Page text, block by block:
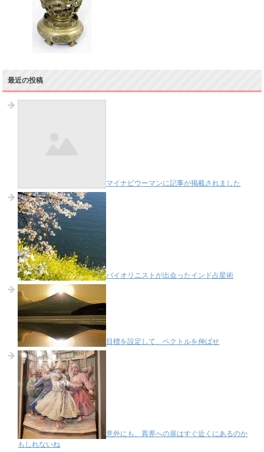
最近の投稿
マイナビウーマンに記事が掲載されました
バイオリニストが出会ったインド占星術
目標を設定して、ベクトルを伸ばせ
意外にも、異界への扉はすぐ近くにあるのか
もしれないね